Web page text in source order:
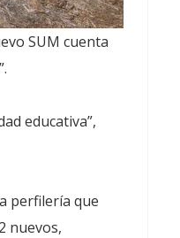
SUM cuenta
educativa”,
perfilería que
nuevos,